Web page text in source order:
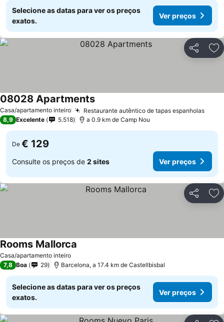
Selecione as datas para ver os preços
exatos.
Ver preços
Partilhar
Casa/apartamento inteiro Restaurante autêntico de tapas espanholas
08028 Apartments
8,9 Excelente 5.518 a 0.9 km de Camp Nou
De € 129
Consulte os preços de 2 sites Ver preços
Partilhar
Casa/apartamento inteiro
Rooms Mallorca
7,8 Boa 29 Barcelona, a 17.4 km de Castellbisbal
Selecione as datas para ver os preços
exatos.
Ver preços